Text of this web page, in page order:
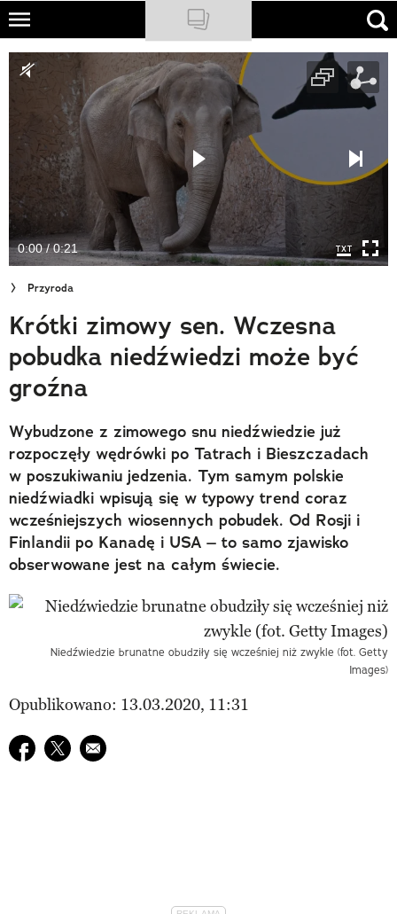
Skip
main
content
NATIONAL GEOGRAPHIC
TRAVELER
PODCASTY
Sklep
Newsletter
Cuda Polski
Wielki Konkurs Fotograficzny
Trendbook Podróżniczy
Polecane
0:00 / 0:21
Przyroda
Krótki zimowy sen. Wczesna
pobudka niedźwiedzi może być
groźna
Wybudzone z zimowego snu niedźwiedzie już
rozpoczęły wędrówki po Tatrach i Bieszczadach
w poszukiwaniu jedzenia. Tym samym polskie
niedźwiadki wpisują się w typowy trend coraz
wcześniejszych wiosennych pobudek. Od Rosji i
Finlandii po Kanadę i USA – to samo zjawisko
obserwowane jest na całym świecie.
Niedźwiedzie brunatne obudziły się wcześniej niż zwykle (fot. Getty
Images)
Opublikowano: 13.03.2020, 11:31
Udostępnij na facebook
Udostępnij na twitter
E-mail do przyjaciela